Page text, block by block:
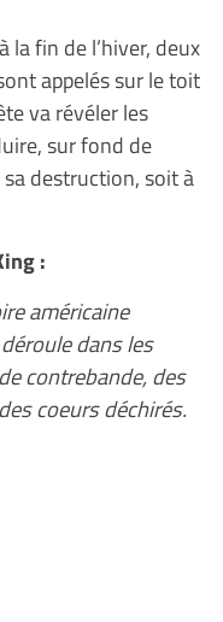
la fin de l’hiver, deux
appelés sur le toit
va révéler les
sur fond de
destruction, soit à
:
américaine
dans les
contrebande, des
coeurs déchirés.